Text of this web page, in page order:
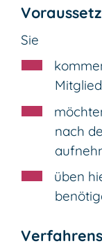
Sie
nach
üben